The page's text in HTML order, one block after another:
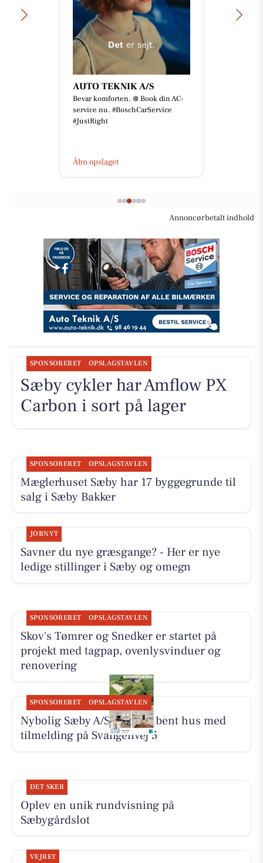
AUTO TEKNIK A/S
Bevar komforten. ❄️ Book din AC-
service nu. #BoschCarService
#JustRight
Åbn opslaget
Annoncørbetalt indhold
SPONSORERET OPSLAGSTAVLEN
Sæby cykler har Amflow PX
Carbon i sort på lager
SPONSORERET OPSLAGSTAVLEN
Mæglerhuset Sæby har 17 byggegrunde til
salg i Sæby Bakker
JOBNYT
Savner du nye græsgange? - Her er nye
ledige stillinger i Sæby og omegn
SPONSORERET OPSLAGSTAVLEN
Skov's Tømrer og Snedker er startet på
projekt med tagpap, ovenlysvinduer og
renovering
SPONSORERET OPSLAGSTAVLEN
Nybolig Sæby A/S holder åbent hus med
tilmelding på Svangenvej 5
DET SKER
Oplev en unik rundvisning på
Sæbygårdslot
VEJRET